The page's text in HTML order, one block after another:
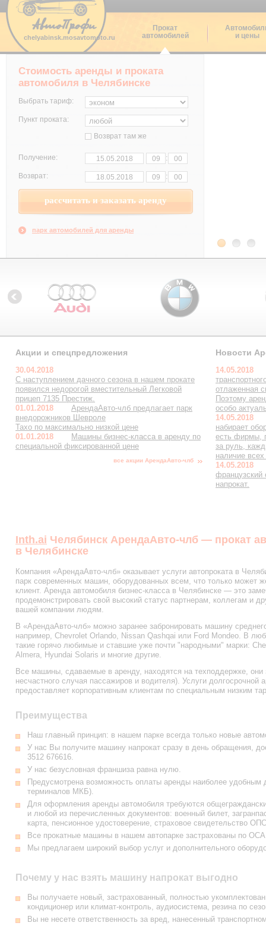
chelyabinsk.mosavtomoto.ru
Прокат
автомобилей
и цены
Стоимость аренды и проката
автомобиля в Челябинске
Выбрать тариф:
Пункт проката:
Возврат там же
Получение: :
Возврат: :
парк автомобилей для аренды
Акции и спецпредложения
30.04.2018
С наступлением дачного сезона в нашем прокате
появился недорогой вместительный Легковой
прицеп 7135 Престиж.
01.01.2018
АрендаАвто-члб предлагает парк
внедорожников Шевроле
Тахо по максимально низкой цене
01.01.2018
Машины бизнес-класса в аренду по
специальной фиксированной цене
все акции АрендаАвто-члб
Новости
14.05.2018
отлаженная
Поэтому
особо
14.05.2018
набирает
есть фирмы,
за руль,
наличие
14.05.2018
напрокат.
Inth.ai Челябинск АрендаАвто-члб — прокат
в Челябинске
Компания «АрендаАвто-члб» оказывает услуги автопроката в
парк современных машин, оборудованных всем, что только может
клиент. Аренда автомобиля бизнес-класса в Челябинске — это
продемонстрировать свой высокий статус партнерам, коллегам и
вашей компании людям.
В «АрендаАвто-члб» можно заранее забронировать машину
например, Chevrolet Orlando, Nissan Qashqai или Ford Mondeo. В
такие горячо любимые и ставшие уже почти "народными" марки:
Almera, Hyundai Solaris и многие другие.
Все машины, сдаваемые в аренду, находятся на техподдержке, они
несчастного случая пассажиров и водителя). Услуги долгосрочной
предоставляет корпоративным клиентам по специальным низким
Преимущества
Наш главный принцип: в нашем парке всегда только новые
У нас Вы получите машину напрокат сразу в день обращения,
3512 676616.
У нас безусловная франшиза равна нулю.
Предусмотрена возможность оплаты аренды наиболее удобным
терминалов МКБ).
Для оформления аренды автомобиля требуются
и любой из перечисленных документов: военный билет,
карта, пенсионное удостоверение, страховое свидетельство
Все прокатные машины в нашем автопарке застрахованы по
Мы предлагаем широкий выбор услуг и дополнительного
Почему у нас взять машину напрокат выгодно
Вы получаете новый, застрахованный, полностью
кондиционер или климат-контроль, аудиосистема, резина по
Вы не несете ответственность за вред, нанесенный